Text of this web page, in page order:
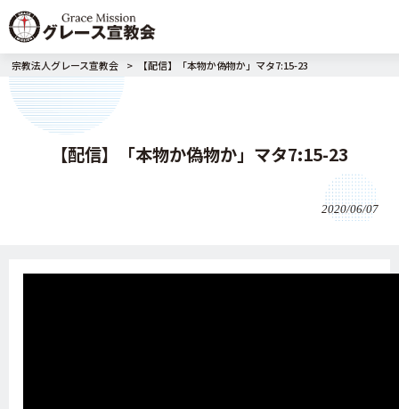
宗教法人グレース宣教会 > 【配信】「本物か偽物か」マタ7:15-23
【配信】「本物か偽物か」マタ7:15-23
2020/06/07